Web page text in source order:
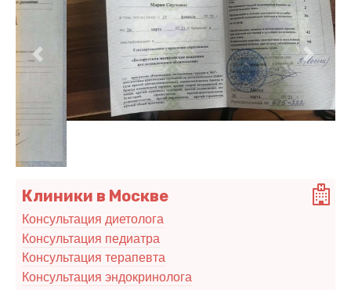
Предыдущий
Клиники в Москве
Консультация диетолога
Консультация педиатра
Консультация терапевта
Консультация эндокринолога
Клиника "БиоМи Вита"
Косметология и anti-age терапия. Трихология.